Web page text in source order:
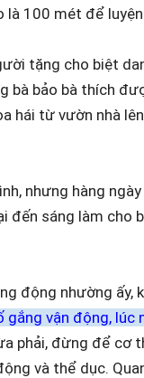
là 100 mét để
tặng cho biệt
bà bảo bà thích
hái từ vườn nhà
nhưng hàng
đến sáng làm cho
động nhường ấy,
gắng vận động, lúc
phải, đừng để cơ
và thể dục.